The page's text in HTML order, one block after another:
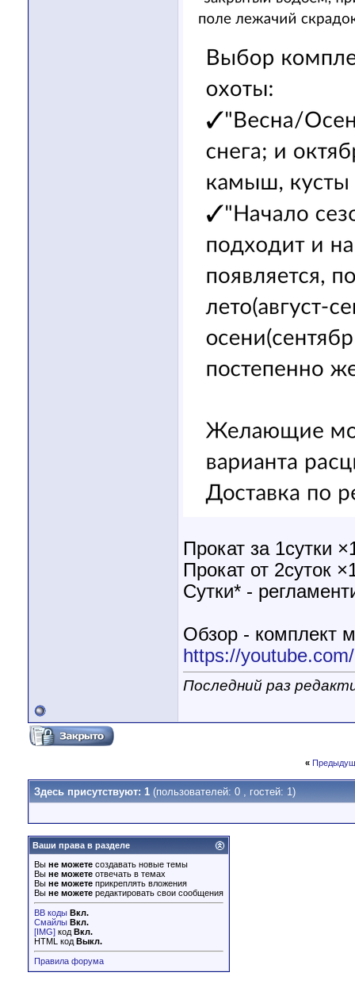
Прокат за 1сутки
Прокат от 2суток
Сутки* -
Обзор - комплект
https://
Последний раз
«
Здесь присутствуют: 1 (пользователей: 0 , гостей: 1)
Ваши права в разделе
Вы не можете создавать новые темы
Вы не можете отвечать в темах
Вы не можете прикреплять вложения
Вы не можете редактировать свои сообщения
BB коды Вкл.
Смайлы Вкл.
[IMG] код Вкл.
HTML код Выкл.
Правила форума